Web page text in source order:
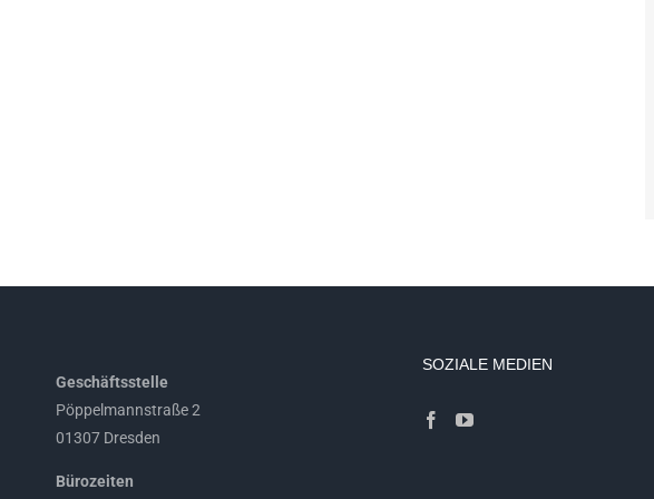
Geschäftsstelle
Pöppelmannstraße 2
01307 Dresden
Bürozeiten
SOZIALE MEDIEN